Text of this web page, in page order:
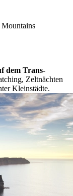
dem Trans-
Zeltnächten
Kleinstädte.